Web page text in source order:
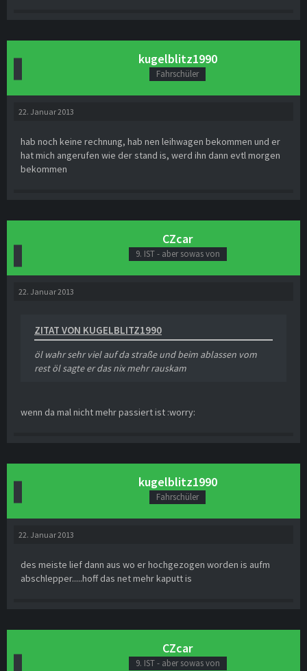
kugelblitz1990
Fahrschüler
22. Januar 2013
hab noch keine rechnung, hab nen leihwagen bekommen und er
hat mich angerufen wie der stand is, werd ihn dann evtl morgen
bekommen
CZcar
9. IST - aber sowas von
22. Januar 2013
ZITAT VON KUGELBLITZ1990
öl wahr sehr viel auf da straße und beim ablassen vom
rest öl sagte er das nix mehr rauskam
wenn da mal nicht mehr passiert ist :worry:
kugelblitz1990
Fahrschüler
22. Januar 2013
des meiste lief dann aus wo er hochgezogen worden is aufm
abschlepper.....hoff das net mehr kaputt is
CZcar
9. IST - aber sowas von